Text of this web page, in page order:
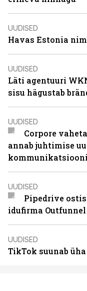
UUDISED
Havas Estonia
UUDISED
Läti agentuuri
sisu hägustab
UUDISED
Corpore
annab juhtimise
UUDISED
Pipedrive
idufirma Outfunnel
UUDISED
TikTok suunab